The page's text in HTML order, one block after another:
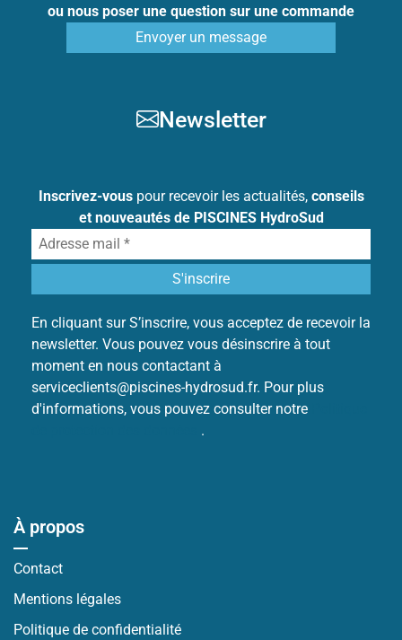
ou nous poser une question sur une commande
Envoyer un message
Newsletter
Inscrivez-vouspour recevoir les actualités, conseils
et nouveautés de PISCINES HydroSud
En cliquant sur S’inscrire, vous acceptez de recevoir la
newsletter. Vous pouvez vous désinscrire à tout
moment en nous contactant à
serviceclients@piscines-hydrosud.fr. Pour plus
d'informations, vous pouvez consulter notre
.
À propos
Contact
Mentions légales
Politique de confidentialité